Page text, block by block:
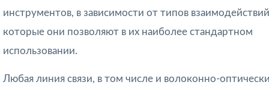
инструментов, в зависимости от типов
которые они позволяют в их наиболее стандартном
использовании.
Любая линия связи, в том числе и волоконно-